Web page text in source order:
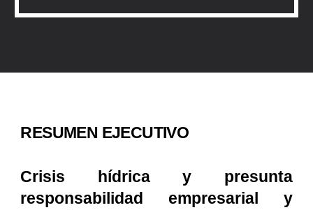
RESUMEN EJECUTIVO
Crisis hídrica y presunta
responsabilidad empresarial y